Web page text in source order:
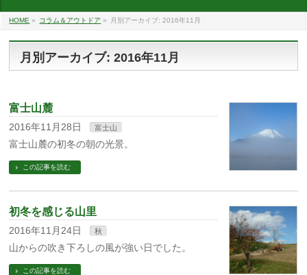
HOME » コラム＆アウトドア » 月別アーカイブ: 2016年11月
月別アーカイブ: 2016年11月
富士山麓
2016年11月28日 富士山
富士山麓の初冬の朝の光景。
この記事を読む
初冬を感じる山里
2016年11月24日 秋
山からの吹き下ろしの風が強い日でした。
この記事を読む